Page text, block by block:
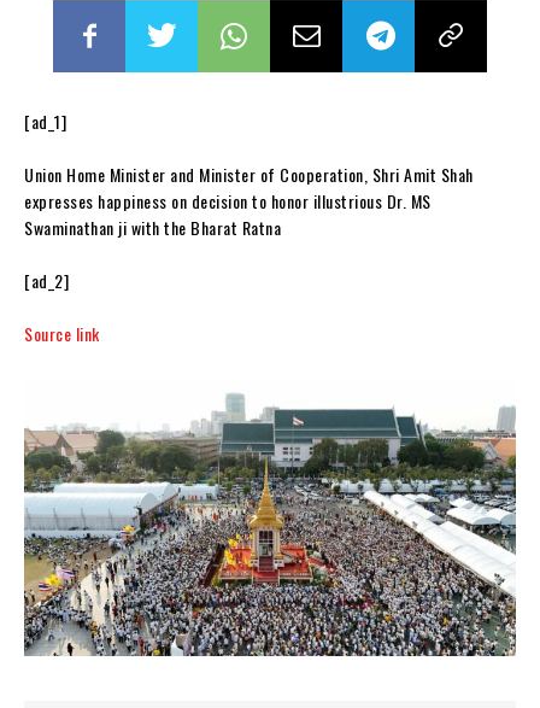
[ad_1]
Union Home Minister and Minister of Cooperation, Shri Amit Shah
expresses happiness on decision to honor illustrious Dr. MS
Swaminathan ji with the Bharat Ratna
[ad_2]
Source link